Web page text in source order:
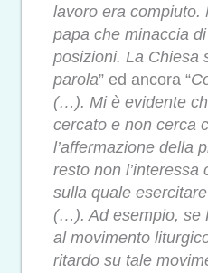
lavoro era compiuto.
papa che minaccia
posizioni. La Chiesa
parola” ed ancora “
(…). Mi è evidente
cercato e non cerca
l’affermazione della
resto non l’interessa
sulla quale
(…). Ad esempio, se
al movimento
ritardo su tale